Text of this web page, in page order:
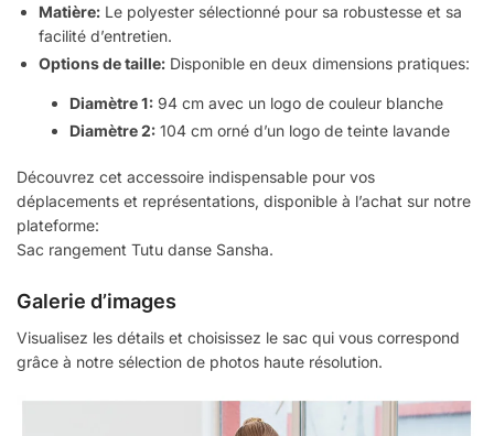
Matière: Le polyester sélectionné pour sa robustesse et sa
facilité d’entretien.
Options de taille: Disponible en deux dimensions pratiques:
Diamètre 1: 94 cm avec un logo de couleur blanche
Diamètre 2: 104 cm orné d’un logo de teinte lavande
Découvrez cet accessoire indispensable pour vos
déplacements et représentations, disponible à l’achat sur notre
plateforme:
Sac rangement Tutu danse Sansha.
Galerie d’images
Visualisez les détails et choisissez le sac qui vous correspond
grâce à notre sélection de photos haute résolution.